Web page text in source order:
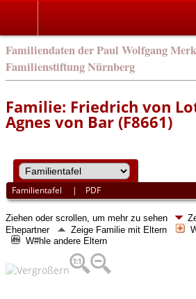
Familiendaten der Paul Wolfgang
Familienstiftung Nürnberg
Familie: Friedrich von
Agnes von Bar (F8661)
Familientafel | PDF
Ziehen oder scrollen, um mehr zu sehen
Ehepartner
Zeige Familie mit Eltern
W#hle andere Eltern